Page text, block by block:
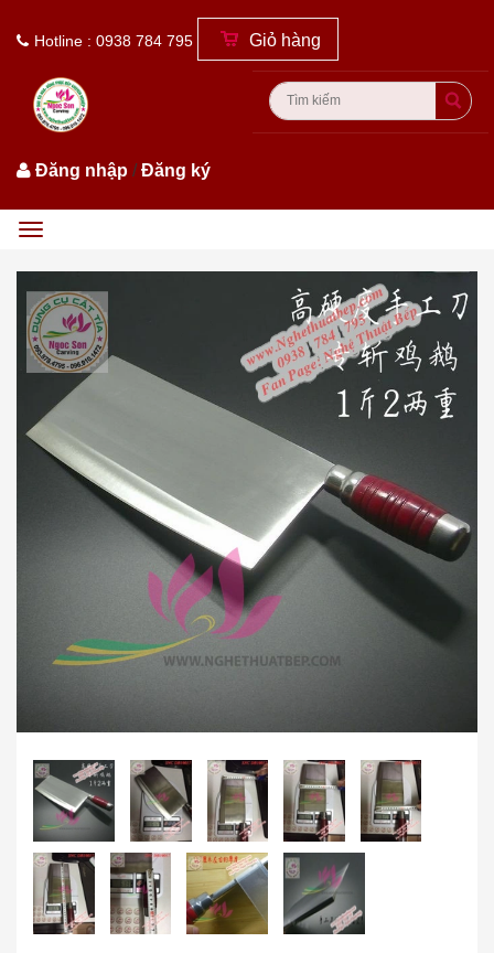
Hotline : 0938 784 795 Giỏ hàng
Đăng nhập /Đăng ký
Menu